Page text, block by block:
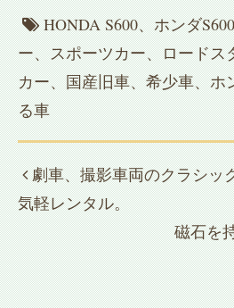
HONDA S600、ホンダ
ー、スポーツカー、ロードス
カー、国産旧車、希少車、ホ
る車
劇車、撮影車両のクラシッ
気軽レンタル。
磁石を